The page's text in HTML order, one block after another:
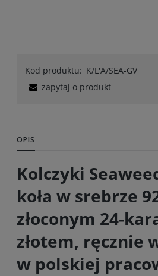
Kod produktu: K/L'A/SEA-GV
zapytaj o produkt
OPIS
Kolczyki
koła w srebrze
złoconym 24-
złotem, ręcznie
w polskiej